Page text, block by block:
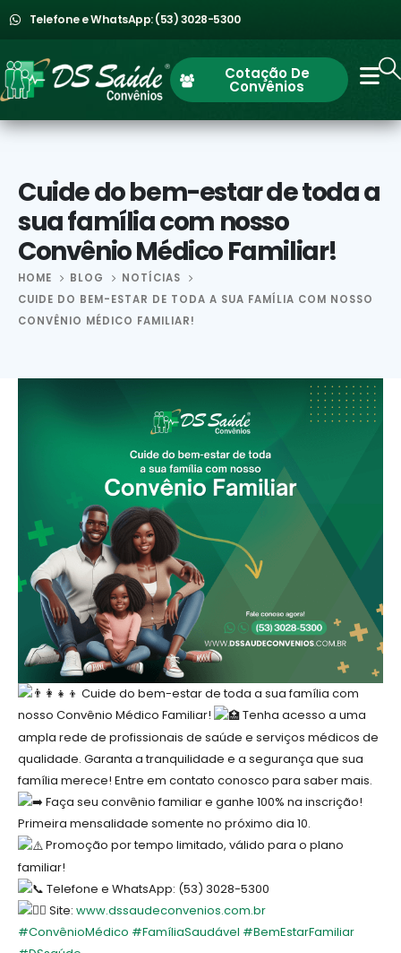
Telefone e WhatsApp: (53) 3028-5300
Cotação De
Convênios
Cuide do bem-estar de toda a
sua família com nosso
Convênio Médico Familiar!
HOME BLOG
NOTÍCIAS
CUIDE DO BEM-ESTAR DE TODA A SUA FAMÍLIA COM NOSSO
CONVÊNIO MÉDICO FAMILIAR!
Cuide do bem-estar de toda a sua família com
nosso Convênio Médico Familiar!
Tenha acesso a uma
ampla rede de profissionais de saúde e serviços médicos de
qualidade. Garanta a tranquilidade e a segurança que sua
família merece! Entre em contato conosco para saber mais.
Faça seu convênio familiar e ganhe 100% na inscrição!
Primeira mensalidade somente no próximo dia 10.
Promoção por tempo limitado, válido para o plano
familiar!
Telefone e WhatsApp: (53) 3028-5300
Site: www.dssaudeconvenios.com.br
#ConvênioMédico #FamíliaSaudável #BemEstarFamiliar